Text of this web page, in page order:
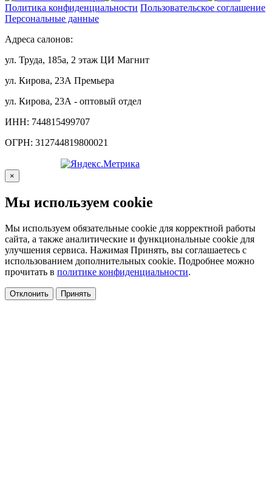
Политика конфиденциальности Пользовательское соглашение
Персональные данные
Адреса салонов:
ул. Труда, 185а, 2 этаж ЦИ Магнит
ул. Кирова, 23А Премьера
ул. Кирова, 23А - оптовый отдел
ИНН: 744815499707
ОГРН: 312744819800021
×
Мы используем cookie
Мы используем обязательные cookie для корректной работы
сайта, а также аналитические и функциональные cookie для
улучшения сервиса. Нажимая Принять, вы соглашаетесь с
использованием дополнительных cookie. Подробнее можно
прочитать в политике конфиденциальности.
Отклонить Принять